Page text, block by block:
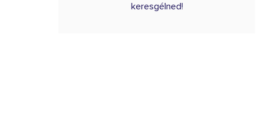
keresgélned!